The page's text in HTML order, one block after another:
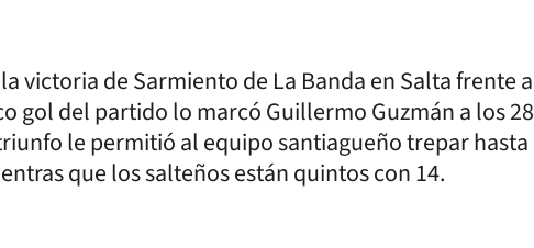
victoria de Sarmiento de La Banda en Salta frente a
gol del partido lo marcó Guillermo Guzmán a los 28
le permitió al equipo santiagueño trepar hasta
que los salteños están quintos con 14.